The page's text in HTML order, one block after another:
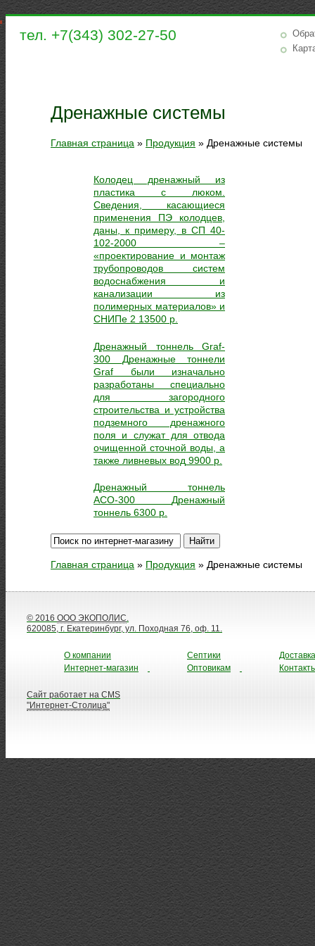
тел. +7(343) 302-27-50
Дренажные системы
Главная страница » Продукция » Дренажные системы
Колодец дренажный из
пластика с люком.
Сведения, касающиеся
применения ПЭ колодцев,
даны, к примеру, в СП 40-
102-2000 –
«проектирование и монтаж
трубопроводов систем
водоснабжения и
канализации из
полимерных материалов» и
СНИПе 2 13500 р.
Дренажный тоннель Graf-
300
Дренажные тоннели
Graf были изначально
разработаны специально
для загородного
строительства и устройства
подземного дренажного
поля и служат для отвода
очищенной сточной воды, а
также ливневых вод 9900 р.
Дренажный тоннель
АСО-300
Дренажный
тоннель 6300 р.
Главная страница » Продукция » Дренажные системы
© 2016 ООО ЭКОПОЛИС.
620085, г. Екатеринбург, ул. Походная 76, оф. 11.
О компании
Интернет-магазин
Септики
Оптовикам
Доставка
Сайт работает на CMS
"Интернет-Столица"